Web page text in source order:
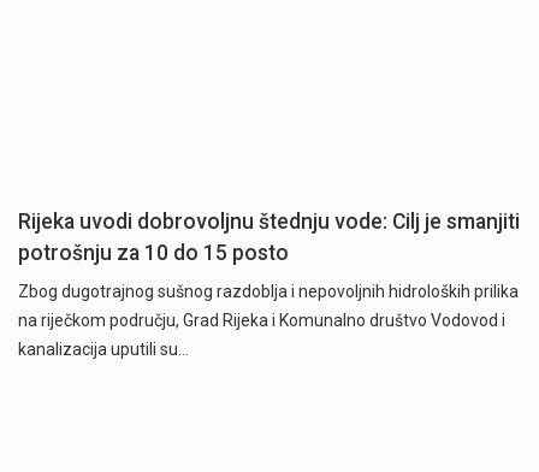
Rijeka uvodi dobrovoljnu štednju vode: Cilj je smanjiti
potrošnju za 10 do 15 posto
Zbog dugotrajnog sušnog razdoblja i nepovoljnih hidroloških prilika
na riječkom području, Grad Rijeka i Komunalno društvo Vodovod i
kanalizacija uputili su…